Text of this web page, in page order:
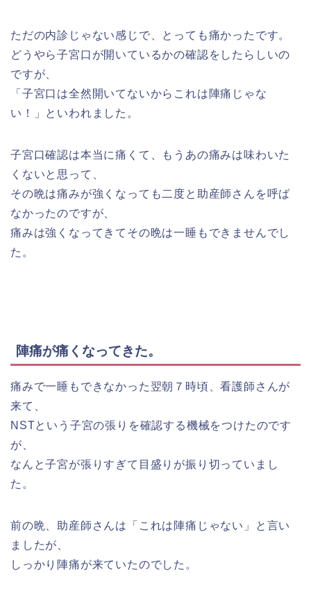
ただの内診じゃない感じで、とっても痛かったです。
どうやら子宮口が開いているかの確認をしたらしいの
ですが、
「子宮口は全然開いてないからこれは陣痛じゃな
い！」といわれました。
子宮口確認は本当に痛くて、もうあの痛みは味わいた
くないと思って、
その晩は痛みが強くなっても二度と助産師さんを呼ば
なかったのですが、
痛みは強くなってきてその晩は一睡もできませんでし
た。
陣痛が痛くなってきた。
痛みで一睡もできなかった翌朝７時頃、看護師さんが
来て、
NSTという子宮の張りを確認する機械をつけたのです
が、
なんと子宮が張りすぎて目盛りが振り切っていまし
た。
前の晩、助産師さんは「これは陣痛じゃない」と言い
ましたが、
しっかり陣痛が来ていたのでした。